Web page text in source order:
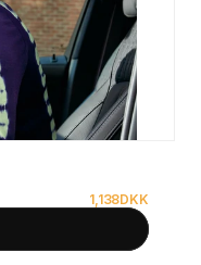
1,138DKK